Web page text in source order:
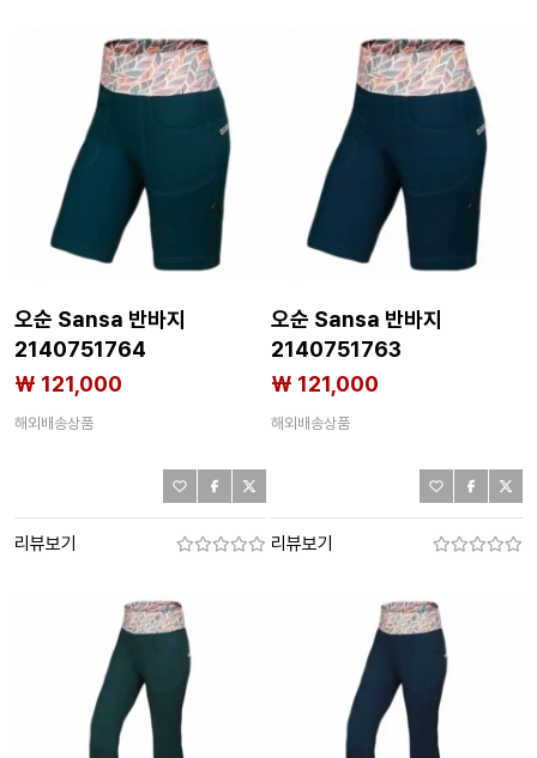
오순 Sansa 반바지
2140751764
₩ 121,000
해외배송상품
리뷰보기
오순 Sansa 반바지
2140751763
₩ 121,000
해외배송상품
리뷰보기